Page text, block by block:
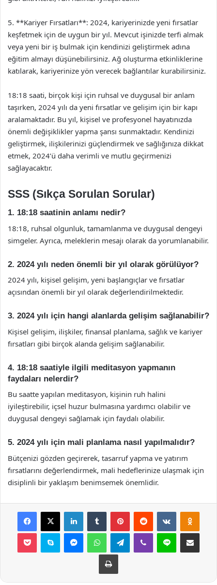
5. **Kariyer Fırsatları**: 2024, kariyerinizde yeni fırsatlar
keşfetmek için de uygun bir yıl. Mevcut işinizde terfi almak
veya yeni bir iş bulmak için kendinizi geliştirmek adına
eğitim almayı düşünebilirsiniz. Ağ oluşturma etkinliklerine
katılarak, kariyerinize yön verecek bağlantılar kurabilirsiniz.
18:18 saati, birçok kişi için ruhsal ve duygusal bir anlam
taşırken, 2024 yılı da yeni fırsatlar ve gelişim için bir kapı
aralamaktadır. Bu yıl, kişisel ve profesyonel hayatınızda
önemli değişiklikler yapma şansı sunmaktadır. Kendinizi
geliştirmek, ilişkilerinizi güçlendirmek ve sağlığınıza dikkat
etmek, 2024’ü daha verimli ve mutlu geçirmenizi
sağlayacaktır.
SSS (Sıkça Sorulan Sorular)
1. 18:18 saatinin anlamı nedir?
18:18, ruhsal olgunluk, tamamlanma ve duygusal dengeyi
simgeler. Ayrıca, meleklerin mesajı olarak da yorumlanabilir.
2. 2024 yılı neden önemli bir yıl olarak görülüyor?
2024 yılı, kişisel gelişim, yeni başlangıçlar ve fırsatlar
açısından önemli bir yıl olarak değerlendirilmektedir.
3. 2024 yılı için hangi alanlarda gelişim sağlanabilir?
Kişisel gelişim, ilişkiler, finansal planlama, sağlık ve kariyer
fırsatları gibi birçok alanda gelişim sağlanabilir.
4. 18:18 saatiyle ilgili meditasyon yapmanın
faydaları nelerdir?
Bu saatte yapılan meditasyon, kişinin ruh halini
iyileştirebilir, içsel huzur bulmasına yardımcı olabilir ve
duygusal dengeyi sağlamak için faydalı olabilir.
5. 2024 yılı için mali planlama nasıl yapılmalıdır?
Bütçenizi gözden geçirerek, tasarruf yapma ve yatırım
fırsatlarını değerlendirmek, mali hedeflerinize ulaşmak için
disiplinli bir yaklaşım benimsemek önemlidir.
Facebook
X LinkedInTumblr PinterestReddit VKontakte
Pocket Skype MessengerWhatsAppTelegramViber Line E-Posta ile
Yazdır